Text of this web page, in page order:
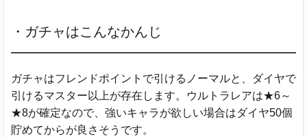
・ガチャはこんなかんじ
ガチャはフレンドポイントで引けるノーマルと、ダイヤで
引けるマスター以上が存在します。ウルトラレアは★6～
★8が確定なので、強いキャラが欲しい場合はダイヤ50個
貯めてからが良さそうです。